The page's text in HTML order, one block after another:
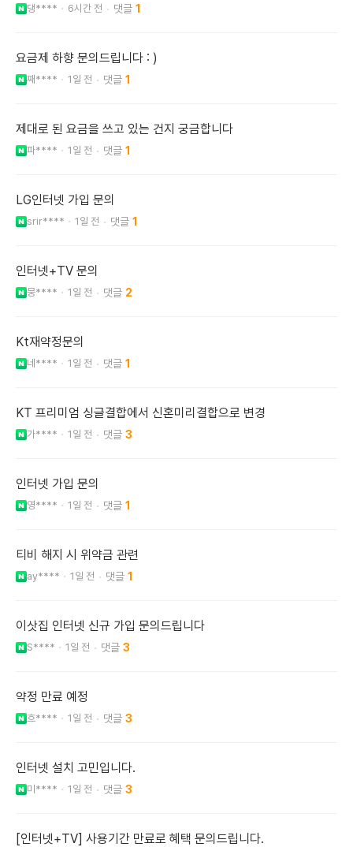
댕**** 6시간 전 1
요금제 하향 문의드립니다 : )
째**** 1일 전 1
제대로 된 요금을 쓰고 있는 건지 궁금합니다
파**** 1일 전 1
LG인터넷 가입 문의
srir**** 1일 전 1
인터넷+TV 문의
뭉**** 1일 전 2
Kt재약정문의
네**** 1일 전 1
KT 프리미엄 싱글결합에서 신혼미리결합으로 변경
가**** 1일 전 3
인터넷 가입 문의
영**** 1일 전 1
티비 해지 시 위약금 관련
ay**** 1일 전 1
이삿집 인터넷 신규 가입 문의드립니다
S**** 1일 전 3
약정 만료 예정
흐**** 1일 전 3
인터넷 설치 고민입니다.
미**** 1일 전 3
[인터넷+TV] 사용기간 만료로 혜택 문의드립니다.